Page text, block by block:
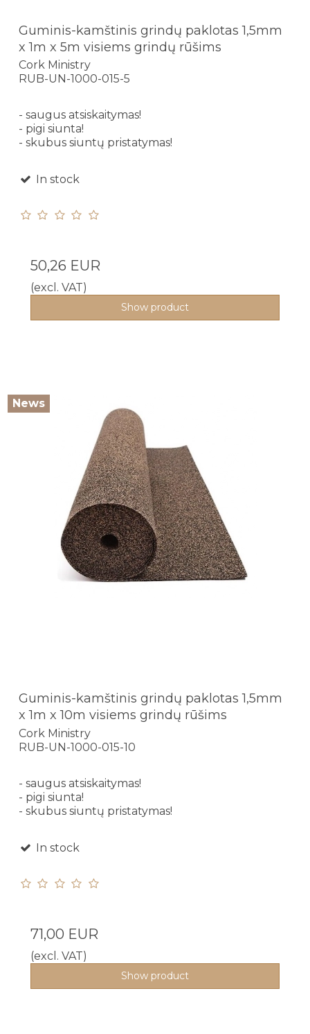
Guminis-kamštinis grindų paklotas 1,5mm
x 1m x 5m visiems grindų rūšims
Cork Ministry
RUB-UN-1000-015-5
- saugus atsiskaitymas!
- pigi siunta!
- skubus siuntų pristatymas!
In stock
50,26 EUR
(excl. VAT)
Show product
News
Guminis-kamštinis grindų paklotas 1,5mm
x 1m x 10m visiems grindų rūšims
Cork Ministry
RUB-UN-1000-015-10
- saugus atsiskaitymas!
- pigi siunta!
- skubus siuntų pristatymas!
In stock
71,00 EUR
(excl. VAT)
Show product